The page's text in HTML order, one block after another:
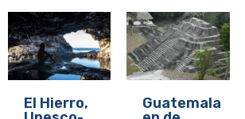
El Hierro,
Guatemala